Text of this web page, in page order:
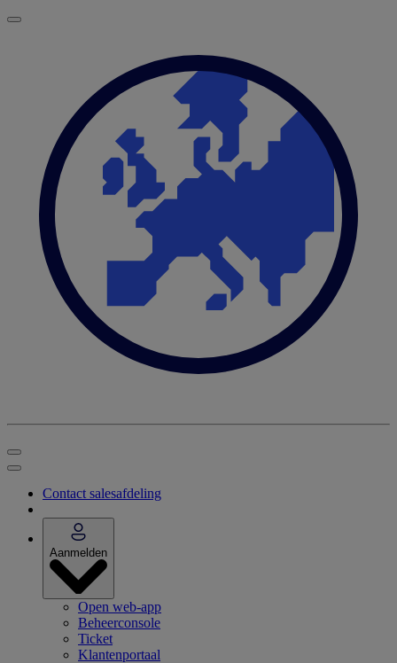
Contact salesafdeling
Aanmelden
Open web-app
Beheerconsole
Ticket
Klantenportaal